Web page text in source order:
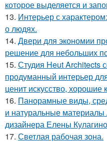
которое выделяется и
13. Интерьер с
о людях.
14. Двери для экономии
решение для небольших
15. Студия Heut Architects
продуманный интерьер
ценит искусство, хорошие
16. Панорамные виды,
и натуральные материалы
дизайнера Елены
17. Светлая рабочая зона.